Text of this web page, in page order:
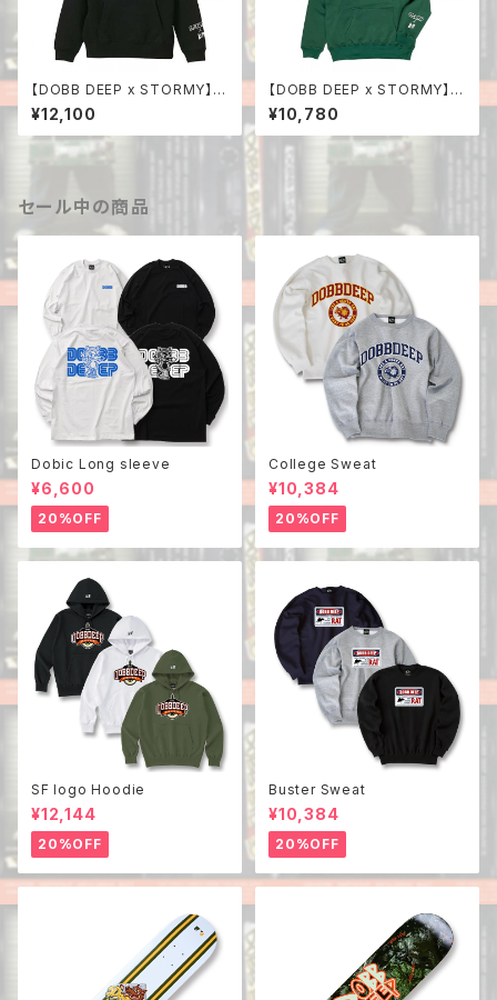
【DOBB DEEP x STORMY】C
ollaboration Hoodie
¥12,100
【DOBB DEEP x STORMY】S
TORMY Logo Collaboratio
n Hoodie
¥10,780
セール中の商品
Dobic Long sleeve
¥6,600
20%OFF
College Sweat
¥10,384
20%OFF
SF logo Hoodie
¥12,144
20%OFF
Buster Sweat
¥10,384
20%OFF